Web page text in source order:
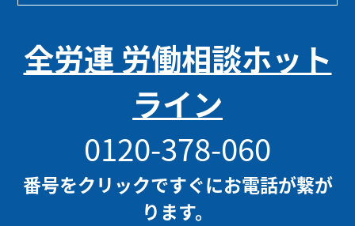
全労連 労働相談ホット
ライン
0120-378-060
番号をクリックですぐにお電話が繋が
ります。